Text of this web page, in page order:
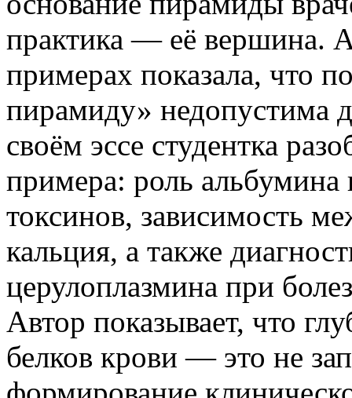
практика — её вершина.
примерах показала, что
пирамиду» недопустима
своём эссе студентка
примера: роль альбумина
токсинов, зависимость
кальция, а также
церулоплазмина при
Автор показывает, что
белков крови — это не